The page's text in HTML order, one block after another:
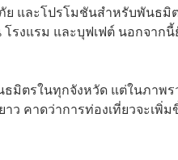
ภัย และโปรโมชันสำหรับพันธมิ
รงแรม และบุฟเฟต์ นอกจากนี้
มิตรในทุกจังหวัด แต่ในภาพร
ว คาดว่าการท่องเที่ยวจะเพิ่